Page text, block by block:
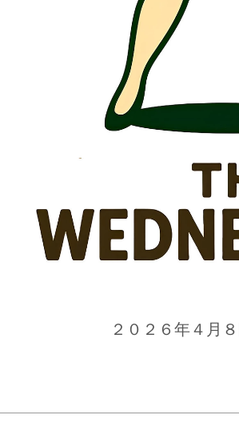
２０２６年４月